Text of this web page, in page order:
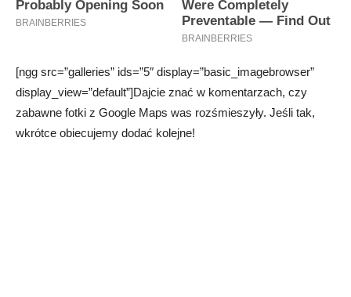
[ngg src=”galleries” ids=”5″ display=”basic_imagebrowser”
display_view=”default”]Dajcie znać w komentarzach, czy
zabawne fotki z Google Maps was rozśmieszyły. Jeśli tak,
wkrótce obiecujemy dodać kolejne!